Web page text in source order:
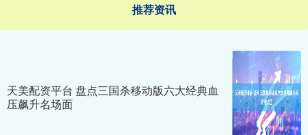
推荐资讯
天美配资平台 盘点三国杀移动版六大经典血
压飙升名场面